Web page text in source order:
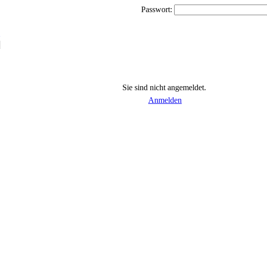
Passwort:
Sie sind nicht angemeldet.
Anmelden